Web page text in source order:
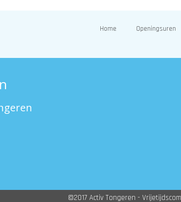
Home Openingsuren
©2017 Activ Tongeren -